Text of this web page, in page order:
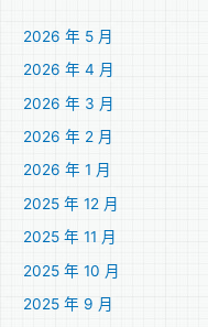
2026 年 5 月
2026 年 4 月
2026 年 3 月
2026 年 2 月
2026 年 1 月
2025 年 12 月
2025 年 11 月
2025 年 10 月
2025 年 9 月